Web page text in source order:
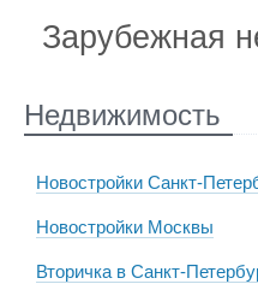
Зарубежная
Недвижимость
Новостройки Санкт-
Новостройки Москвы
Вторичка в Санкт-